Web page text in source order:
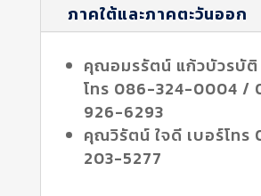
ภาคใต้และภาคตะวันออก
คุณอมรรัตน์ แก้วบัวรบั
โทร 086-324-0004 /
926-6293
คุณวิรัตน์ ใจดี เบอร์โทร
203-5277